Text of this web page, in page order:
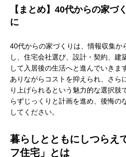
【まとめ】40代からの家づ
に
40代からの家づくりは、情報収集か
し、住宅会社選び、設計・契約、建
して入居後の生活へと進んでいきま
ありながらコストを抑えられ、さら
り上げられるという魅力的な選択肢
らずじっくりと計画を進め、後悔の
してください。
暮らしとともにしつらえ
フ住宅」とは